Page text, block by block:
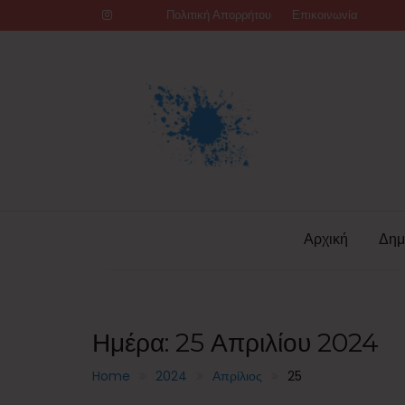
to
Πολιτική Απορρήτου Επικοινωνία
Αρχική
Ημέρα: 25 Απριλίου 2024
Home 2024 Απρίλιος 25